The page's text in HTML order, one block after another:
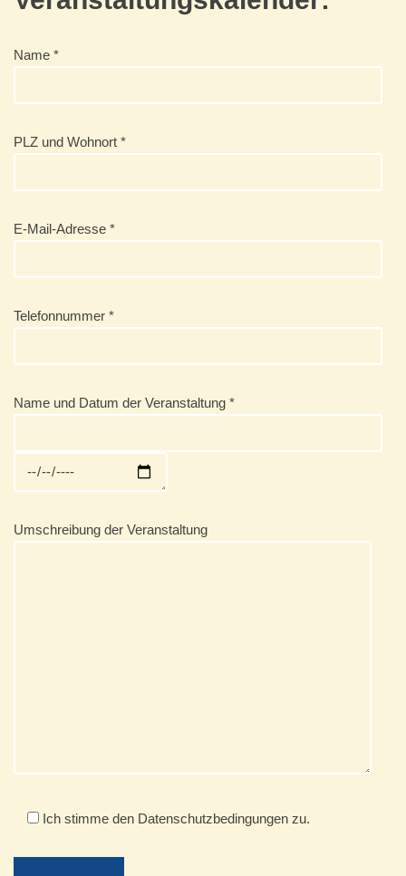
Name *
PLZ und Wohnort *
E-Mail-Adresse *
Telefonnummer *
Name und Datum der Veranstaltung *
Umschreibung der Veranstaltung
Ich stimme den Datenschutzbedingungen zu.